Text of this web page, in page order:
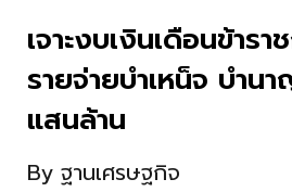
เจาะงบเงินเดือนข้าร
รายจ่ายบำเหน็จ บำน
แสนล้าน
By ฐานเศรษฐกิจ